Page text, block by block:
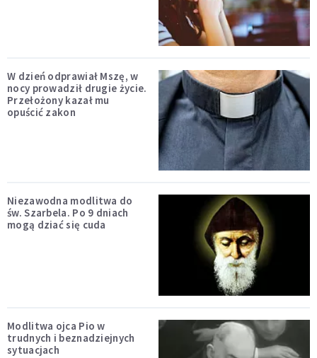
W dzień odprawiał Mszę, w
nocy prowadził drugie życie.
Przełożony kazał mu
opuścić zakon
Niezawodna modlitwa do
św. Szarbela. Po 9 dniach
mogą dziać się cuda
Modlitwa ojca Pio w
trudnych i beznadziejnych
sytuacjach